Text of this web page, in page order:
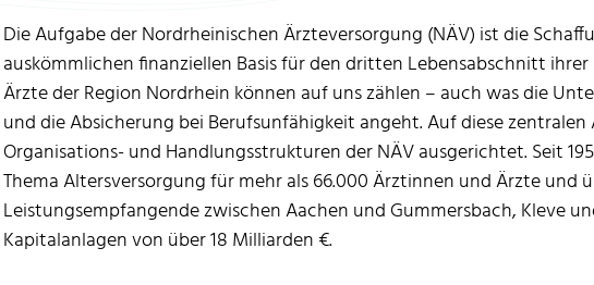
Die Aufgabe der Nordrheinischen Ärzteversorgung (NÄV) ist die
auskömmlichen finanziellen Basis für den dritten Lebensabschnitt
Ärzte der Region Nordrhein können auf uns zählen – auch was die
und die Absicherung bei Berufsunfähigkeit angeht. Auf diese
Organisations- und Handlungsstrukturen der NÄV ausgerichtet. Seit
Thema Altersversorgung für mehr als 66.000 Ärztinnen und Ärzte und
Leistungsempfangende zwischen Aachen und Gummersbach, Kleve
Kapitalanlagen von über 18 Milliarden €.